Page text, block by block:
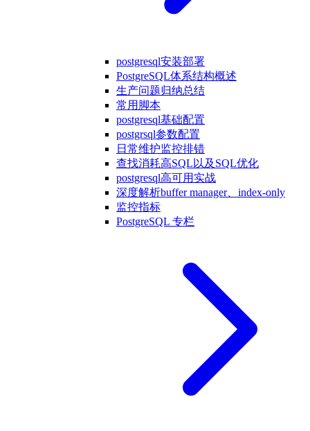
postgresql安装部署
PostgreSQL体系结构概述
生产问题归纳总结
常用脚本
postgresql基础配置
postgrsql参数配置
日常维护监控排错
查找消耗高SQL以及SQL优化
postgresql高可用实战
深度解析buffer manager、index-only
监控指标
PostgreSQL 专栏